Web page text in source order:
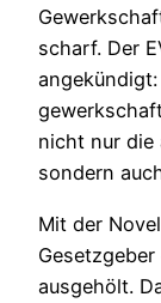
scharf. Der
nicht nur die
sondern
Mit der
ausgehölt.